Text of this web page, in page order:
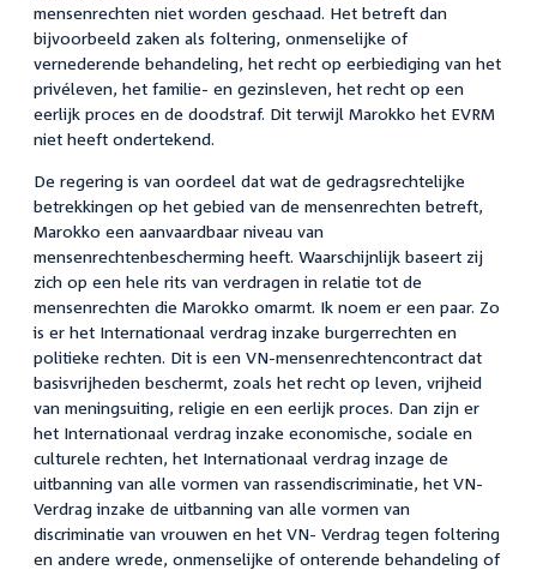
mensenrechten niet worden geschaad. Het betreft dan
bijvoorbeeld zaken als foltering, onmenselijke of
vernederende behandeling, het recht op eerbiediging van het
privéleven, het familie- en gezinsleven, het recht op een
eerlijk proces en de doodstraf. Dit terwijl Marokko het EVRM
niet heeft ondertekend.
De regering is van oordeel dat wat de gedragsrechtelijke
betrekkingen op het gebied van de mensenrechten betreft,
Marokko een aanvaardbaar niveau van
mensenrechtenbescherming heeft. Waarschijnlijk baseert zij
zich op een hele rits van verdragen in relatie tot de
mensenrechten die Marokko omarmt. Ik noem er een paar. Zo
is er het Internationaal verdrag inzake burgerrechten en
politieke rechten. Dit is een VN-mensenrechtencontract dat
basisvrijheden beschermt, zoals het recht op leven, vrijheid
van meningsuiting, religie en een eerlijk proces. Dan zijn er
het Internationaal verdrag inzake economische, sociale en
culturele rechten, het Internationaal verdrag inzage de
uitbanning van alle vormen van rassendiscriminatie, het VN-
Verdrag inzake de uitbanning van alle vormen van
discriminatie van vrouwen en het VN- Verdrag tegen foltering
en andere wrede, onmenselijke of onterende behandeling of